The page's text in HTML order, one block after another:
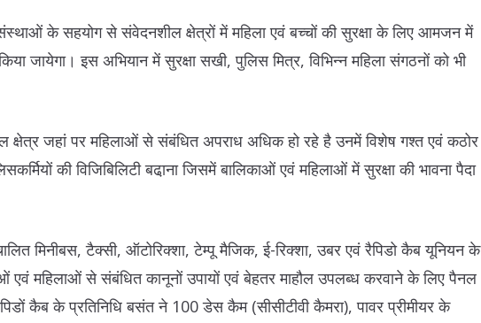
के सहयोग से संवेदनशील क्षेत्रों में महिला एवं बच्चों की सुरक्षा के लिए आमजन में
जायेगा। इस अभियान में सुरक्षा सखी, पुलिस मित्र, विभिन्न महिला संगठनों को भी
जहां पर महिलाओं से संबंधित अपराध अधिक हो रहे है उनमें विशेष गश्त एवं कठोर
की विजिबिलिटी बढा़ना जिसमें बालिकाओं एवं महिलाओं में सुरक्षा की भावना पैदा
मिनीबस, टैक्सी, ऑटोरिक्शा, टेम्पू मैजिक, ई-रिक्शा, उबर एवं रैपिडो कैब यूनियन के
एवं महिलाओं से संबंधित कानूनों उपायों एवं बेहतर माहौल उपलब्ध करवाने के लिए पैनल
कैब के प्रतिनिधि बसंत ने 100 डेस कैम (सीसीटीवी कैमरा), पावर प्रीमीयर के